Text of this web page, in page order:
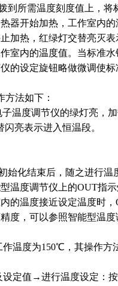
到所需温度刻度值上，将
器开始加热，工作室内的
加热，红绿灯交替亮灭表
室内的温度值。当标准水
的设定旋钮略做微调使标
法如下：
温度调节仪的绿灯亮，
亮表示进入恒温段。
始化结束后，随之进行温
温度调节仪上的OUT指
的温度接近设定温度时，
度，可以参照智能型温度
温度为150℃，其操作方
定值→进行温度设定：